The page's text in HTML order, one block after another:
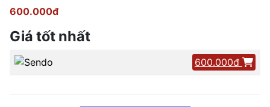
600.000đ
Giá tốt nhất
600.000đ